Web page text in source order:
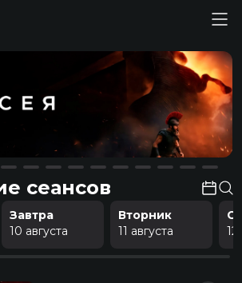
сеансов
Завтра
10 августа
Вторник
11 августа
12